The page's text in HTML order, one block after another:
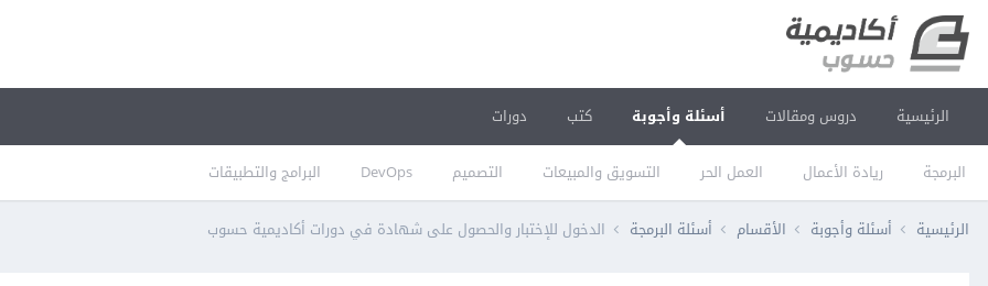
الرئيسية دروس ومقالات أسئلة وأجوبة
البرمجة ريادة الأعمال العمل الحر التسويق والمبيعات التصميم DevOps البرامج والتطبيقات
كتب دورات
الرئيسية أسئلة وأجوبة الأقسام أسئلة البرمجة الدخول للإختبار والحصول على شهادة في دورات أكاديمية حسوب